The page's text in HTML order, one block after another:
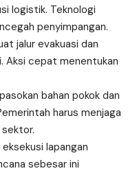
logistik. Teknologi
penyimpangan.
jalur evakuasi dan
Aksi cepat menentukan
bahan pokok dan
harus menjaga
lapangan
sebesar ini